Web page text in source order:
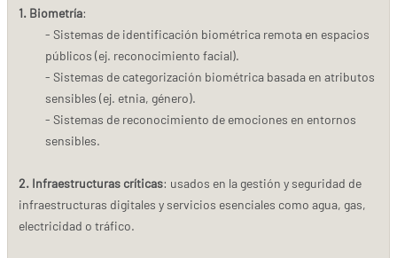
1. Biometría:
- Sistemas de identificación biométrica remota en espacios
públicos (ej. reconocimiento facial).
- Sistemas de categorización biométrica basada en atributos
sensibles (ej. etnia, género).
- Sistemas de reconocimiento de emociones en entornos
sensibles.
2. Infraestructuras críticas: usados en la gestión y seguridad de
infraestructuras digitales y servicios esenciales como agua, gas,
electricidad o tráfico.